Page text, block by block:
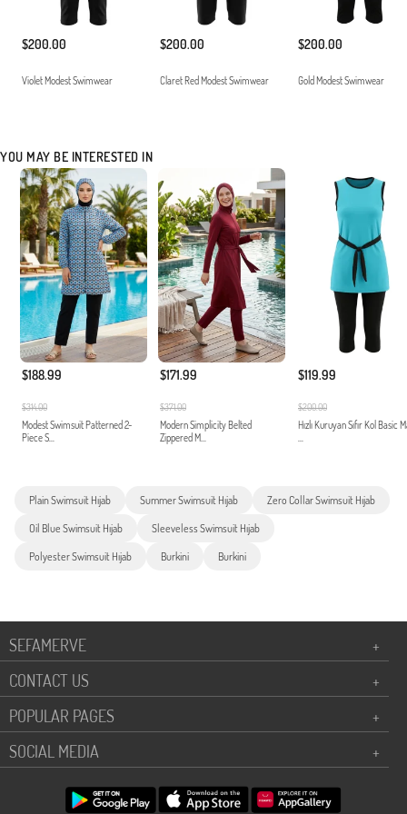
$200.00
Violet Modest Swimwear
$200.00
Claret Red Modest Swimwear
$200.00
Gold Modest Swimwear
YOU MAY BE INTERESTED IN
$188.99
$314.00
Modest Swimsuit Patterned 2-
Piece S...
$171.99
$371.00
Modern Simplicity Belted
Zippered M...
$119.99
$200.00
Hızlı Kuruyan Sıfır Kol Basic
...
Plain Swimsuit Hıjab Summer Swimsuit Hıjab Zero Collar Swimsuit Hıjab
Oil Blue Swimsuit Hıjab Sleeveless Swimsuit Hıjab
Polyester Swimsuit Hıjab Burkini Burkini
SEFAMERVE
+
CONTACT US
+
POPULAR PAGES
+
SOCIAL MEDIA
+